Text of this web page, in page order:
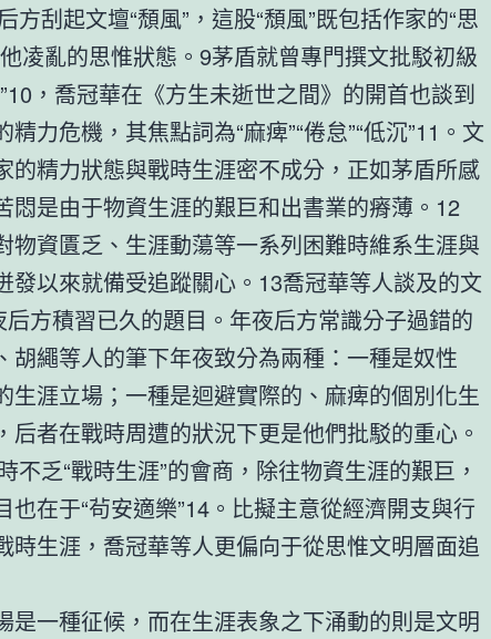
方刮起文壇“頹風”，這股“頹風”既包括作家的“思
凌亂的思惟狀態。9茅盾就曾專門撰文批駁初級
，喬冠華在《方生未逝世之間》的開首也談到
力危機，其焦點詞為“麻痺”“倦怠”“低沉”11。文
的精力狀態與戰時生涯密不成分，正如茅盾所感
悶是由于物資生涯的艱巨和出書業的瘠薄。12
物資匱乏、生涯動蕩等一系列困難時維系生涯與
發以來就備受追蹤關心。13喬冠華等人談及的文
后方積習已久的題目。年夜后方常識分子過錯的
胡繩等人的筆下年夜致分為兩種：一種是奴性
生涯立場；一種是迴避實際的、麻痺的個別化生
后者在戰時周遭的狀況下更是他們批駁的重心。
不乏“戰時生涯”的會商，除往物資生涯的艱巨，
也在于“茍安適樂”14。比擬主意從經濟開支與行
時生涯，喬冠華等人更偏向于從思惟文明層面追
是一種征候，而在生涯表象之下涌動的則是文明